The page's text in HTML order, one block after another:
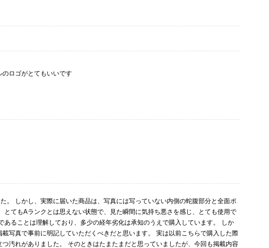
ロゴがとてもいいです
。 しかし、実際に届いた商品は、写真には写っていない内側の蛇腹部分と全面ポ
とてもAランクとは思えない状態で、見た瞬間に気持ち悪さを感じ、とても使用で
あることは理解しており、多少の経年劣化は承知のうえで購入しています。 しか
写真で事前に明記していただくべきだと思います。 実は以前こちらで購入した際
汚れがありました。 そのときはたまたまだと思っていましたが、今回も掲載内容